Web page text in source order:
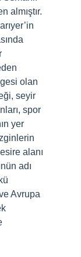
almıştır.
olan
seyir
spor
yer
alanı
adı
Avrupa